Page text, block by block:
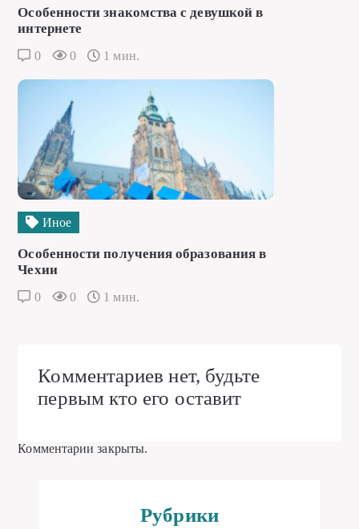
Особенности знакомства с девушкой в
интернете
0 0 1 мин.
Иное
Особенности получения образования в
Чехии
0 0 1 мин.
Комментариев нет, будьте
первым кто его оставит
Комментарии закрыты.
Рубрики